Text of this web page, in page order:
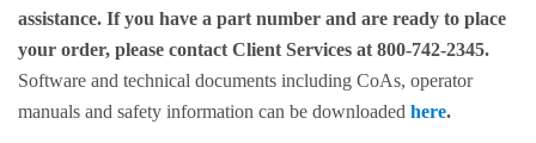
assistance. If you have a part number and are ready to place
your order, please contact Client Services at 800-742-2345.
Software and technical documents including CoAs, operator
manuals and safety information can be downloaded here.